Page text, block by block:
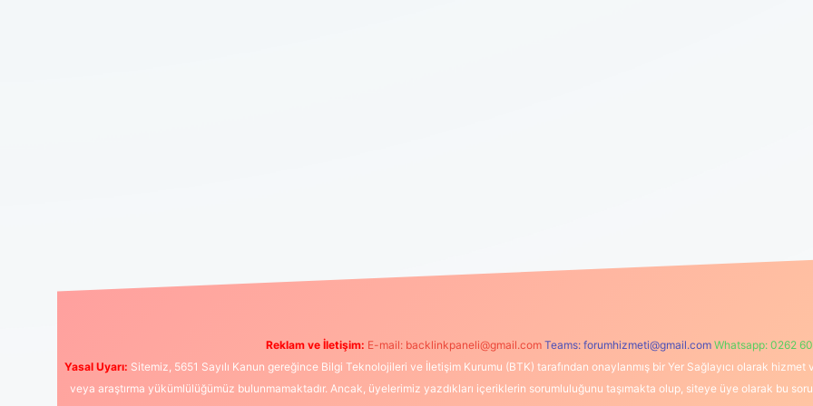
Reklam ve İletişim: E-mail: backlinkpaneli@gmail.com Teams: forumhizmeti@gmail.com Whatsapp: 0262
Yasal Uyarı: Sitemiz, 5651 Sayılı Kanun gereğince Bilgi Teknolojileri ve İletişim Kurumu (BTK) tarafından onaylanmış bir Yer Sağlayıcı olarak
veya araştırma yükümlülüğümüz bulunmamaktadır. Ancak, üyelerimiz yazdıkları içeriklerin sorumluluğunu taşımakta olup, siteye üye olarak bu